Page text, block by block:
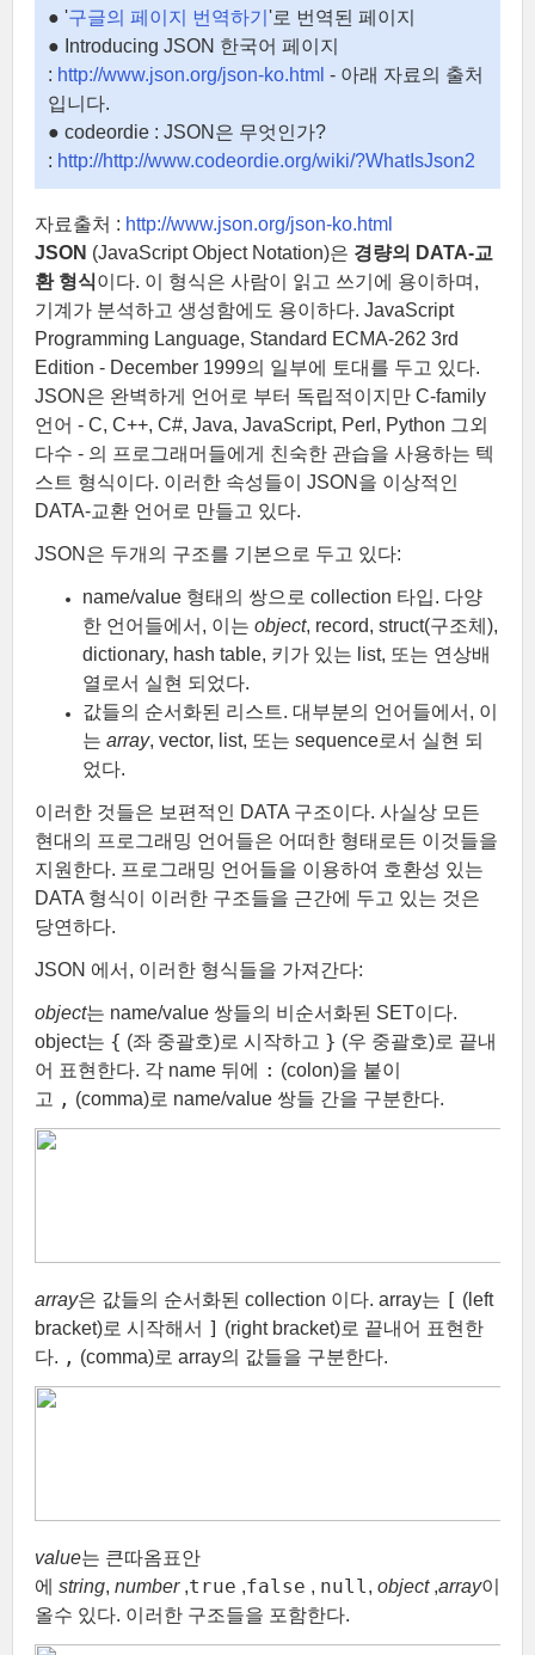
● '구글의 페이지 번역하기 '로 번역된 페이지
● Introducing JSON 한국어 페이지
: http://www.json.org/json-ko.html - 아래 자료의 출처
입니다.
● codeordie : JSON은 무엇인가?
: http://http://www.codeordie.org/wiki/?WhatIsJson2
자료출처 : http://www.json.org/json-ko.html
JSON (JavaScript Object Notation)은 경량의 DATA-교
환 형식이다. 이 형식은 사람이 읽고 쓰기에 용이하며,
기계가 분석하고 생성함에도 용이하다. JavaScript
Programming Language, Standard ECMA-262 3rd
Edition - December 1999의 일부에 토대를 두고 있다.
JSON은 완벽하게 언어로 부터 독립적이지만 C-family
언어 - C, C++, C#, Java, JavaScript, Perl, Python 그외
다수 - 의 프로그래머들에게 친숙한 관습을 사용하는 텍
스트 형식이다. 이러한 속성들이 JSON을 이상적인
DATA-교환 언어로 만들고 있다.
JSON은 두개의 구조를 기본으로 두고 있다:
name/value 형태의 쌍으로 collection 타입. 다양
한 언어들에서, 이는 object, record, struct(구조체),
dictionary, hash table, 키가 있는 list, 또는 연상배
열로서 실현 되었다.
값들의 순서화된 리스트. 대부분의 언어들에서, 이
는 array, vector, list, 또는 sequence로서 실현 되
었다.
이러한 것들은 보편적인 DATA 구조이다. 사실상 모든
현대의 프로그래밍 언어들은 어떠한 형태로든 이것들을
지원한다. 프로그래밍 언어들을 이용하여 호환성 있는
DATA 형식이 이러한 구조들을 근간에 두고 있는 것은
당연하다.
JSON 에서, 이러한 형식들을 가져간다:
object는 name/value 쌍들의 비순서화된 SET이다.
object는 { (좌 중괄호)로 시작하고 } (우 중괄호)로 끝내
어 표현한다. 각 name 뒤에
: (colon)을 붙이
고 , (comma)로 name/value 쌍들 간을 구분한다.
array은 값들의 순서화된 collection 이다. array는 [ (left
bracket)로 시작해서 ] (right bracket)로 끝내어 표현한
다. , (comma)로 array의 값들을 구분한다.
value는 큰따옴표안
에 string, number ,true ,false , null, object ,array이
올수 있다. 이러한 구조들을 포함한다.